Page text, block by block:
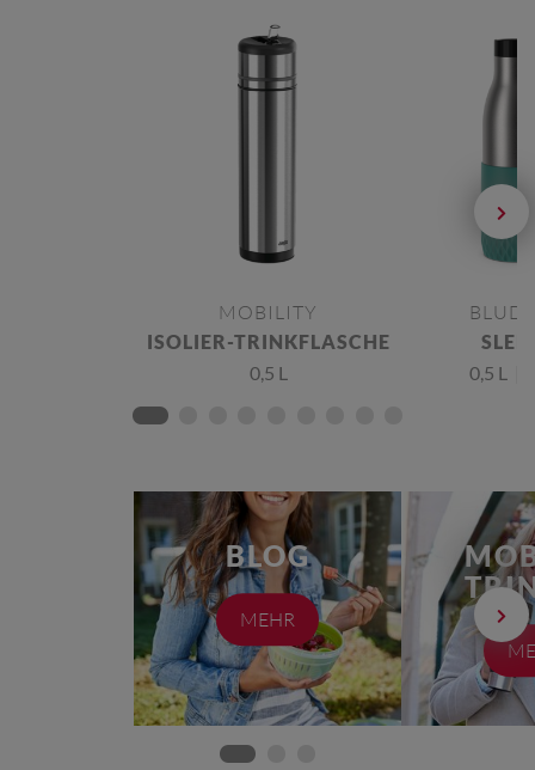
MOBILITY
ISOLIER-TRINKFLASCHE
0,5 L
0,5 L |
BLOG
MEHR